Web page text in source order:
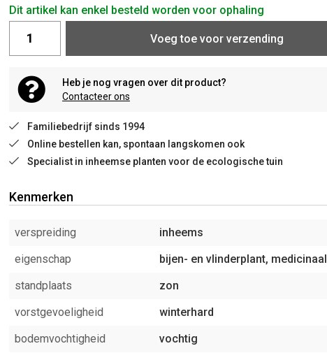
Dit artikel kan enkel besteld worden voor ophaling
Voeg toe voor verzending
Heb je nog vragen over dit product?
Contacteer ons
Familiebedrijf sinds 1994
Online bestellen kan, spontaan langskomen ook
Specialist in inheemse planten voor de ecologische tuin
Kenmerken
verspreiding
inheems
eigenschap
bijen- en vlinderplant, medicinaal
standplaats
zon
vorstgevoeligheid
winterhard
bodemvochtigheid
vochtig